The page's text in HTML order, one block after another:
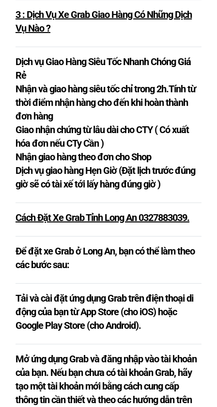
3 : Dịch Vụ Xe Grab Giao Hàng Có Những Dịch
Vụ Nào?
Dịch vụ Giao Hàng Siêu Tốc Nhanh Chóng Giá
Rẻ
Nhận và giao hàng siêu tốc chỉ trong 2h.Tính từ
thời điểm nhận hàng cho đến khi hoàn thành
đơn hàng
Giao nhận chứng từ lâu dài cho CTY ( Có xuất
hóa đơn nếu CTy Cần )
Nhận giao hàng theo đơn cho Shop
Dịch vụ giao hàng Hẹn Giờ (Đặt lịch trước đúng
giờ sẽ có tài xế tới lấy hàng đúng giờ )
Cách Đặt Xe Grab Tỉnh Long An 0327883039.
Để đặt xe Grab ở Long An, bạn có thể làm theo
các bước sau:
Tải và cài đặt ứng dụng Grab trên điện thoại di
động của bạn từ App Store (cho iOS) hoặc
Google Play Store (cho Android).
Mở ứng dụng Grab và đăng nhập vào tài khoản
của bạn. Nếu bạn chưa có tài khoản Grab, hãy
tạo một tài khoản mới bằng cách cung cấp
thông tin cần thiết và theo các hướng dẫn trên